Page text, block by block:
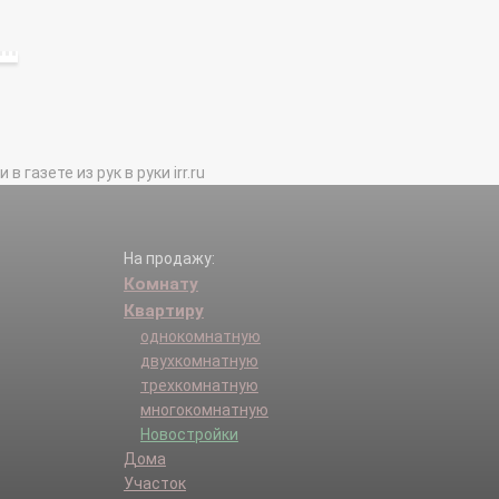
газете из рук в руки irr.ru
На продажу:
Комнату
Квартиру
однокомнатную
двухкомнатную
трехкомнатную
многокомнатную
Новостройки
Дома
Участок